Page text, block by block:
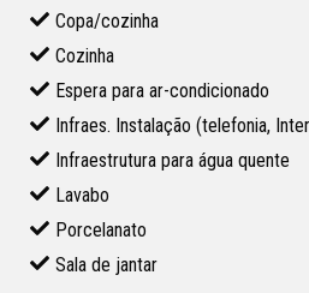
Copa/cozinha
Cozinha
Espera para ar-condicionado
Infraes. Instalação (telefonia,
Infraestrutura para água quente
Lavabo
Porcelanato
Sala de jantar